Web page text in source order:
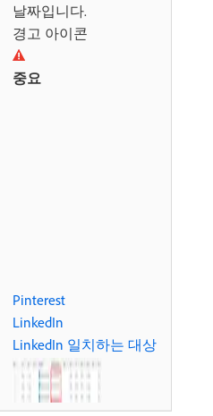
날짜입니다.
경고 아이콘
중요
Pinterest
LinkedIn
LinkedIn 일치하는 대상